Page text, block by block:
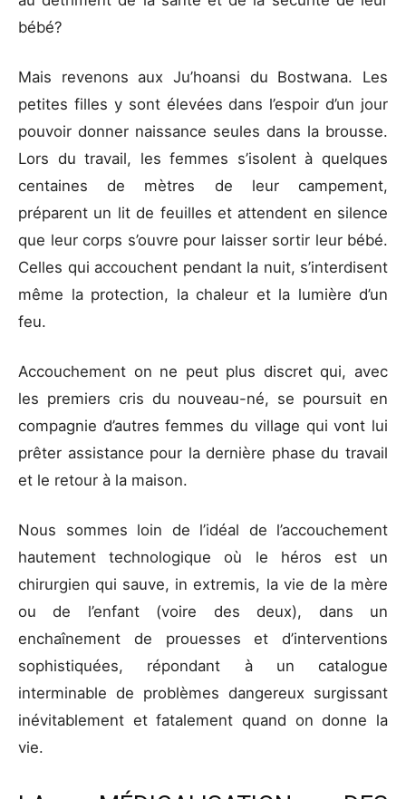
bébé?
Mais revenons aux Ju’hoansi du Bostwana. Les
petites filles y sont élevées dans l’espoir d’un jour
pouvoir donner naissance seules dans la brousse.
Lors du travail, les femmes s’isolent à quelques
centaines de mètres de leur campement,
préparent un lit de feuilles et attendent en silence
que leur corps s’ouvre pour laisser sortir leur bébé.
Celles qui accouchent pendant la nuit, s’interdisent
même la protection, la chaleur et la lumière d’un
feu.
Accouchement on ne peut plus discret qui, avec
les premiers cris du nouveau-né, se poursuit en
compagnie d’autres femmes du village qui vont lui
prêter assistance pour la dernière phase du travail
et le retour à la maison.
Nous sommes loin de l’idéal de l’accouchement
hautement technologique où le héros est un
chirurgien qui sauve, in extremis, la vie de la mère
ou de l’enfant (voire des deux), dans un
enchaînement de prouesses et d’interventions
sophistiquées, répondant à un catalogue
interminable de problèmes dangereux surgissant
inévitablement et fatalement quand on donne la
vie.